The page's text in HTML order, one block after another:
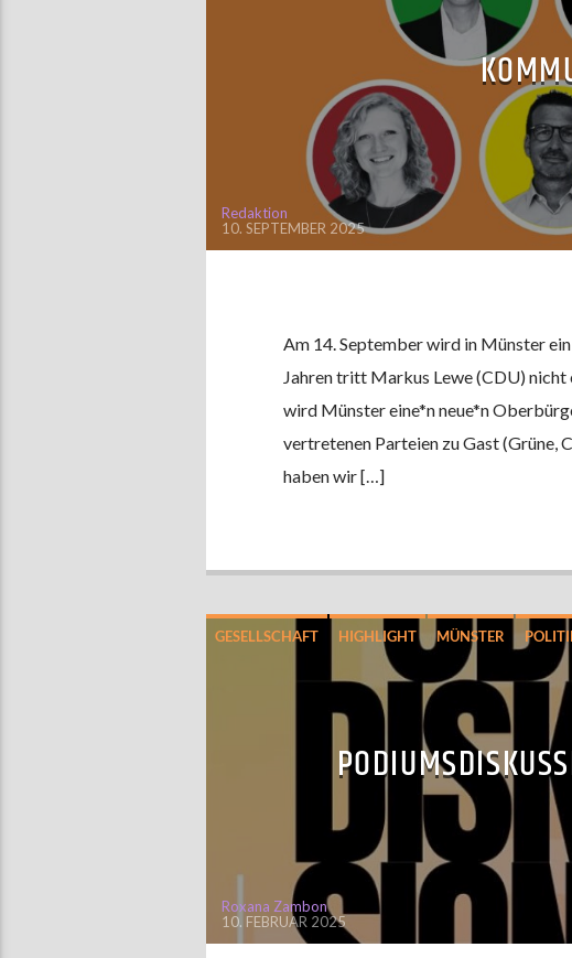
Redaktion
10. SEPTEMBER 2025
Am 14. September wird in Münster
Jahren tritt Markus Lewe (CDU)
wird Münster eine*n neue*n
vertretenen Parteien zu Gast (Grüne,
haben wir […]
GESELLSCHAFT HIGHLIGHT MÜNSTER
Roxana Zambon
10. FEBRUAR 2025